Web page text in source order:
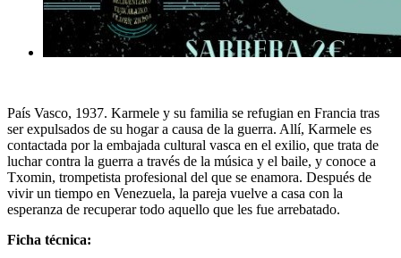
País Vasco, 1937. Karmele y su familia se refugian en Francia tras
ser expulsados de su hogar a causa de la guerra. Allí, Karmele es
contactada por la embajada cultural vasca en el exilio, que trata de
luchar contra la guerra a través de la música y el baile, y conoce a
Txomin, trompetista profesional del que se enamora. Después de
vivir un tiempo en Venezuela, la pareja vuelve a casa con la
esperanza de recuperar todo aquello que les fue arrebatado.
Ficha técnica: